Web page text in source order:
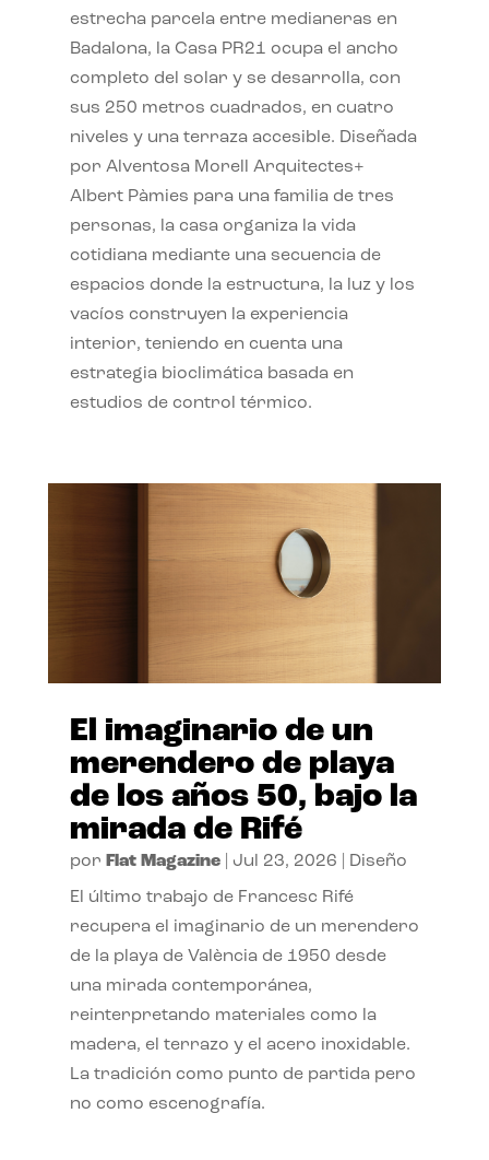
estrecha parcela entre medianeras en
Badalona, la Casa PR21 ocupa el ancho
completo del solar y se desarrolla, con
sus 250 metros cuadrados, en cuatro
niveles y una terraza accesible. Diseñada
por Alventosa Morell Arquitectes+
Albert Pàmies para una familia de tres
personas, la casa organiza la vida
cotidiana mediante una secuencia de
espacios donde la estructura, la luz y los
vacíos construyen la experiencia
interior, teniendo en cuenta una
estrategia bioclimática basada en
estudios de control térmico.
El imaginario de un
merendero de playa
de los años 50, bajo la
mirada de Rifé
por Flat Magazine| Jul 23, 2026 Diseño
El último trabajo de Francesc Rifé
recupera el imaginario de un merendero
de la playa de València de 1950 desde
una mirada contemporánea,
reinterpretando materiales como la
madera, el terrazo y el acero inoxidable.
La tradición como punto de partida pero
no como escenografía.